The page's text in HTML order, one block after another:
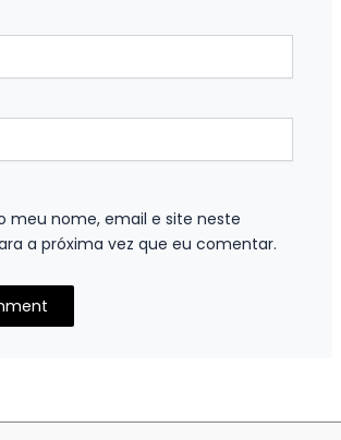
meu nome, email e site neste
a próxima vez que eu comentar.